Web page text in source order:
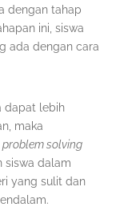
dengan tahap
ini, siswa
ada dengan cara
dapat lebih
maka
problem solving
siswa dalam
yang sulit dan